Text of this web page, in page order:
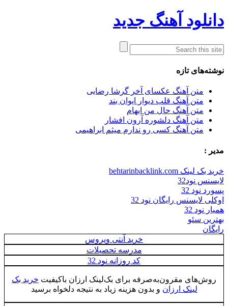
دانلود آهنگ جدید
نوشته‌های تازه
متن آهنگ عکسای آخر گرشا رضایی
متن آهنگ قلب دیوار ایوان بند
متن آهنگ حال من ایهام
متن آهنگ دلشوره آرون افشار
متن آهنگ کسی رو ندارم میثم ابراهیمی
مدیر :
خرید بک لینک behtarinbacklink.com
لایسنس نود32
پسورد نود 32
اوکلی لایسنس رایگان نود 32
همیار نود 32
بهترین سئو
رایگان
خرید آنتی ویروس
مدرسه تحصیلات
کد روزانه نود 32
روش‌های مقرون‌به‌صرفه برای بک‌لینک ارزان باکیفیت خرید بک
لینک ارزان و بدون هزینه زیاد به نتیجه دلخواه برسید